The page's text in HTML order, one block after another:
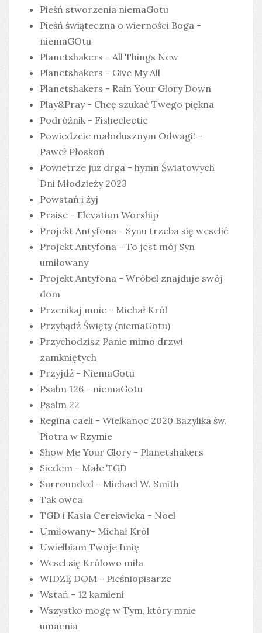
Pieśń stworzenia niemaGotu
Pieśń świąteczna o wierności Boga -
niemaGOtu
Planetshakers - All Things New
Planetshakers - Give My All
Planetshakers - Rain Your Glory Down
Play&Pray - Chcę szukać Twego piękna
Podróżnik - Fisheclectic
Powiedzcie małodusznym Odwagi! -
Paweł Płoskoń
Powietrze już drga - hymn Światowych
Dni Młodzieży 2023
Powstań i żyj
Praise - Elevation Worship
Projekt Antyfona - Synu trzeba się weselić
Projekt Antyfona - To jest mój Syn
umiłowany
Projekt Antyfona - Wróbel znajduje swój
dom
Przenikaj mnie - Michał Król
Przybądź Święty (niemaGotu)
Przychodzisz Panie mimo drzwi
zamkniętych
Przyjdź - NiemaGotu
Psalm 126 - niemaGotu
Psalm 22
Regina caeli - Wielkanoc 2020 Bazylika św.
Piotra w Rzymie
Show Me Your Glory - Planetshakers
Siedem - Małe TGD
Surrounded - Michael W. Smith
Tak owca
TGD i Kasia Cerekwicka - Noel
Umiłowany- Michał Król
Uwielbiam Twoje Imię
Wesel się Królowo miła
WIDZĘ DOM - Pieśniopisarze
Wstań - 12 kamieni
Wszystko mogę w Tym, który mnie
umacnia